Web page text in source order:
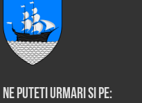
Ne puteti urmari si pe: